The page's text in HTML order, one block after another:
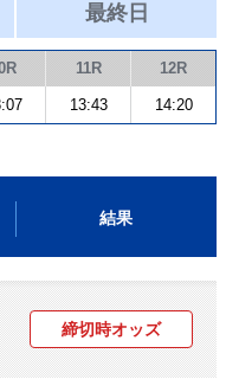
最終日
11R 12R
13:43 14:20
結果
締切時オッズ